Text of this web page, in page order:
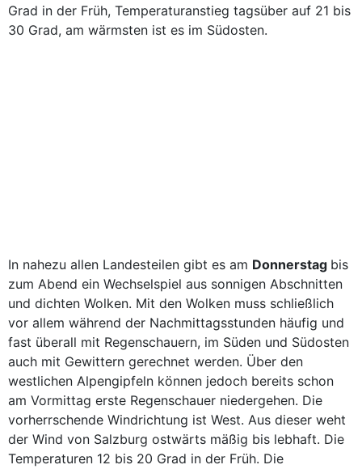
Grad in der Früh, Temperaturanstieg tagsüber auf 21 bis
30 Grad, am wärmsten ist es im Südosten.
In nahezu allen Landesteilen gibt es am Donnerstag bis
zum Abend ein Wechselspiel aus sonnigen Abschnitten
und dichten Wolken. Mit den Wolken muss schließlich
vor allem während der Nachmittagsstunden häufig und
fast überall mit Regenschauern, im Süden und Südosten
auch mit Gewittern gerechnet werden. Über den
westlichen Alpengipfeln können jedoch bereits schon
am Vormittag erste Regenschauer niedergehen. Die
vorherrschende Windrichtung ist West. Aus dieser weht
der Wind von Salzburg ostwärts mäßig bis lebhaft. Die
Temperaturen 12 bis 20 Grad in der Früh. Die